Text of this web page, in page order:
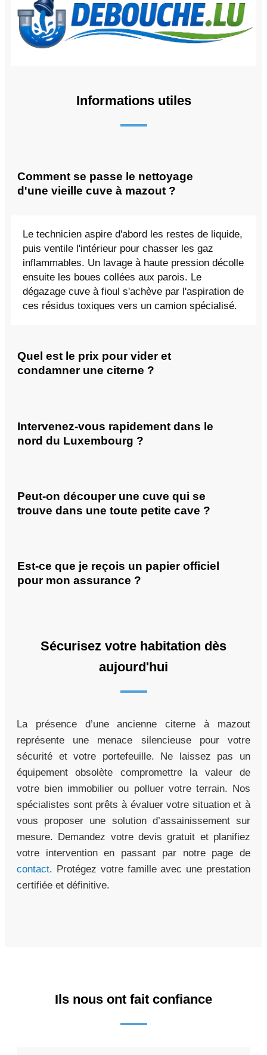
Informations utiles
Comment se passe le nettoyage
d'une vieille cuve à mazout ?
Le technicien aspire d'abord les restes de liquide,
puis ventile l'intérieur pour chasser les gaz
inflammables. Un lavage à haute pression décolle
ensuite les boues collées aux parois. Le
dégazage cuve à fioul s'achève par l'aspiration de
ces résidus toxiques vers un camion spécialisé.
Quel est le prix pour vider et
condamner une citerne ?
Intervenez-vous rapidement dans le
nord du Luxembourg ?
Peut-on découper une cuve qui se
trouve dans une toute petite cave ?
Est-ce que je reçois un papier officiel
pour mon assurance ?
Sécurisez votre habitation dès
aujourd'hui
La présence d’une ancienne citerne à mazout
représente une menace silencieuse pour votre
sécurité et votre portefeuille. Ne laissez pas un
équipement obsolète compromettre la valeur de
votre bien immobilier ou polluer votre terrain. Nos
spécialistes sont prêts à évaluer votre situation et à
vous proposer une solution d’assainissement sur
mesure. Demandez votre devis gratuit et planifiez
votre intervention en passant par notre page de
contact. Protégez votre famille avec une prestation
certifiée et définitive.
Ils nous ont fait confiance